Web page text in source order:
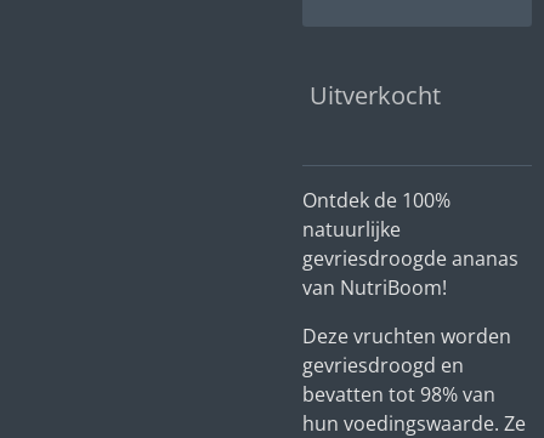
Uitverkocht
Ontdek de 100%
natuurlijke
gevriesdroogde ananas
van NutriBoom!
Deze vruchten worden
gevriesdroogd en
bevatten tot 98% van
hun voedingswaarde. Ze